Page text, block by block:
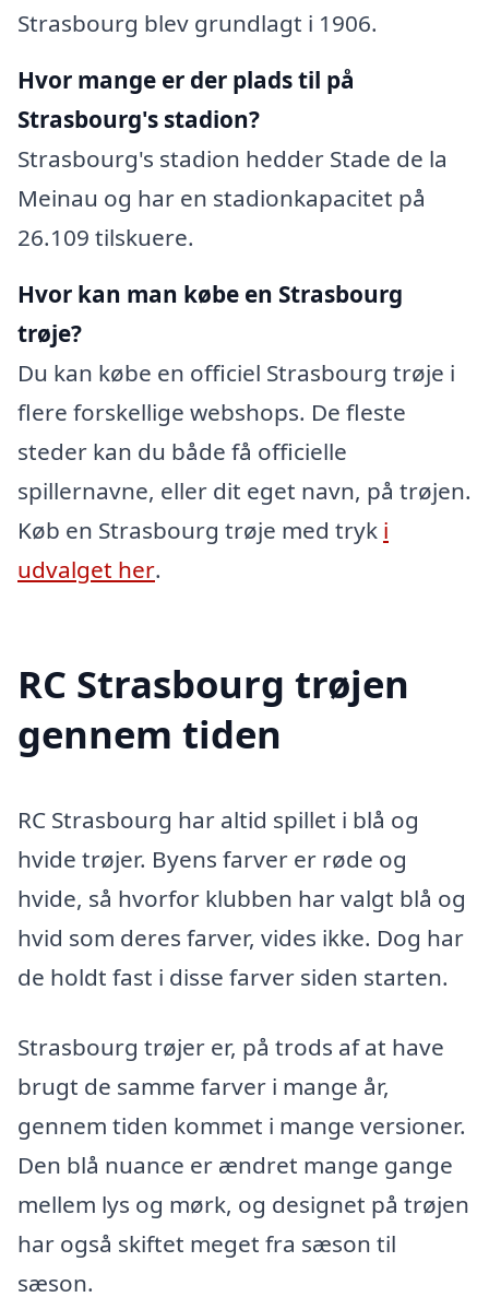
Strasbourg blev grundlagt i 1906.
Hvor mange er der plads til på
Strasbourg's stadion?
Strasbourg's stadion hedder Stade de la
Meinau og har en stadionkapacitet på
26.109 tilskuere.
Hvor kan man købe en Strasbourg
trøje?
Du kan købe en officiel Strasbourg trøje i
flere forskellige webshops. De fleste
steder kan du både få officielle
spillernavne, eller dit eget navn, på trøjen.
Køb en Strasbourg trøje med tryk i
udvalget her.
RC Strasbourg trøjen
gennem tiden
RC Strasbourg har altid spillet i blå og
hvide trøjer. Byens farver er røde og
hvide, så hvorfor klubben har valgt blå og
hvid som deres farver, vides ikke. Dog har
de holdt fast i disse farver siden starten.
Strasbourg trøjer er, på trods af at have
brugt de samme farver i mange år,
gennem tiden kommet i mange versioner.
Den blå nuance er ændret mange gange
mellem lys og mørk, og designet på trøjen
har også skiftet meget fra sæson til
sæson.